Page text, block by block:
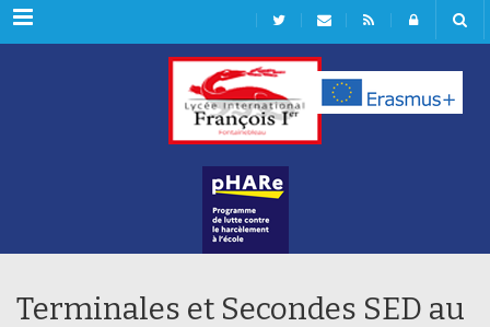
Rubriques
Terminales et Secondes SED au